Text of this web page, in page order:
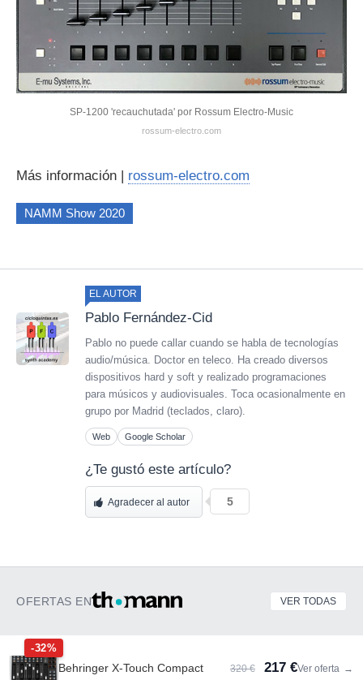
SP-1200 'recauchutada' por Rossum Electro-Music
rossum-electro.com
Más información | rossum-electro.com
NAMM Show 2020
EL AUTOR
Pablo Fernández-Cid
Pablo no puede callar cuando se habla de tecnologías
audio/música. Doctor en teleco. Ha creado diversos
dispositivos hard y soft y realizado programaciones
para músicos y audiovisuales. Toca ocasionalmente en
grupo por Madrid (teclados, claro).
Web Google Scholar
¿Te gustó este artículo?
Agradecer al autor 5
OFERTAS EN VER TODAS
-32%
Behringer X-Touch Compact 320 € 217 €Ver oferta →